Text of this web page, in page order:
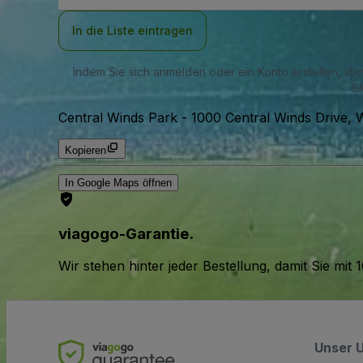
In die Liste eintragen
Indem Sie sich anmelden oder ein Konto erstellen,
Central Winds Park - 1000 Central Winds Drive,
Kopieren
In Google Maps öffnen
viagogo-Garantie.
Wir stehen hinter jeder Bestellung, damit Sie
Unser